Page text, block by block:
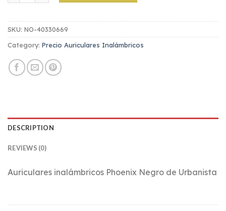
SKU: NO-40330669
Category: Precio Auriculares Inalámbricos
DESCRIPTION
REVIEWS (0)
Auriculares inalámbricos Phoenix Negro de Urbanista